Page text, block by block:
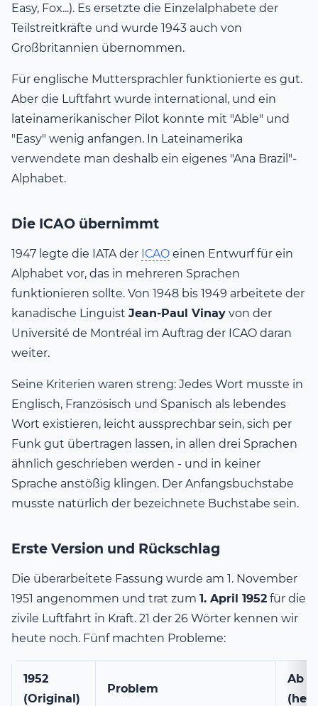
Easy, Fox...). Es ersetzte die Einzelalphabete der
Teilstreitkräfte und wurde 1943 auch von
Großbritannien übernommen.
Für englische Muttersprachler funktionierte es gut.
Aber die Luftfahrt wurde international, und ein
lateinamerikanischer Pilot konnte mit "Able" und
"Easy" wenig anfangen. In Lateinamerika
verwendete man deshalb ein eigenes "Ana Brazil"-
Alphabet.
Die ICAO übernimmt
1947 legte die IATA der ICAO einen Entwurf für ein
Alphabet vor, das in mehreren Sprachen
funktionieren sollte. Von 1948 bis 1949 arbeitete der
kanadische Linguist Jean-Paul Vinay von der
Université de Montréal im Auftrag der ICAO daran
weiter.
Seine Kriterien waren streng: Jedes Wort musste in
Englisch, Französisch und Spanisch als lebendes
Wort existieren, leicht aussprechbar sein, sich per
Funk gut übertragen lassen, in allen drei Sprachen
ähnlich geschrieben werden - und in keiner
Sprache anstößig klingen. Der Anfangsbuchstabe
musste natürlich der bezeichnete Buchstabe sein.
Erste Version und Rückschlag
Die überarbeitete Fassung wurde am 1. November
1951 angenommen und trat zum 1. April 1952 für die
zivile Luftfahrt in Kraft. 21 der 26 Wörter kennen wir
heute noch. Fünf machten Probleme:
1952
(Original)
Problem
Ab